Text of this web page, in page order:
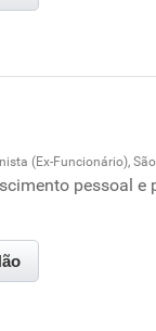
empresa
(Ex-Funcionário),
pessoal e